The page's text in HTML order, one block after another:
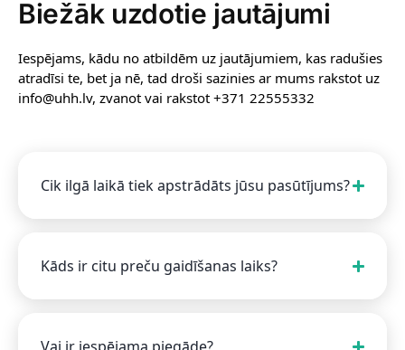
Biežāk uzdotie jautājumi
Iespējams, kādu no atbildēm uz jautājumiem, kas radušies
atradīsi te, bet ja nē, tad droši sazinies ar mums rakstot uz
info@uhh.lv, zvanot vai rakstot +371 22555332
Cik ilgā laikā tiek apstrādāts jūsu pasūtījums?
Kāds ir citu preču gaidīšanas laiks?